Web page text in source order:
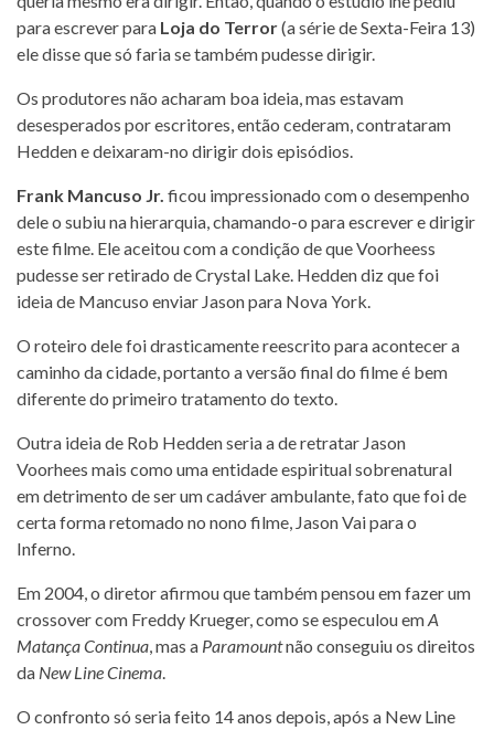
para escrever para Loja do Terror(a série de Sexta-Feira 13)
ele disse que só faria se também pudesse dirigir.
Os produtores não acharam boa ideia, mas estavam
desesperados por escritores, então cederam, contrataram
Hedden e deixaram-no dirigir dois episódios.
Frank Mancuso Jr. ficou impressionado com o desempenho
dele o subiu na hierarquia, chamando-o para escrever e dirigir
este filme. Ele aceitou com a condição de que Voorheess
pudesse ser retirado de Crystal Lake. Hedden diz que foi
ideia de Mancuso enviar Jason para Nova York.
O roteiro dele foi drasticamente reescrito para acontecer a
caminho da cidade, portanto a versão final do filme é bem
diferente do primeiro tratamento do texto.
Outra ideia de Rob Hedden seria a de retratar Jason
Voorhees mais como uma entidade espiritual sobrenatural
em detrimento de ser um cadáver ambulante, fato que foi de
certa forma retomado no nono filme, Jason Vai para o
Inferno.
Em 2004, o diretor afirmou que também pensou em fazer um
crossover com Freddy Krueger, como se especulou emA
Matança Continua , mas a Paramountnão conseguiu os direitos
da New Line Cinema
O confronto só seria feito 14 anos depois, após a New Line